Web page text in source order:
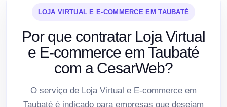
LOJA VIRTUAL E E-COMMERCE EM TAUBATÉ
Por que contratar Loja Virtual
e E-commerce em Taubaté
com a CesarWeb?
O serviço de Loja Virtual e E-commerce em
Taubaté é indicado para empresas que desejam